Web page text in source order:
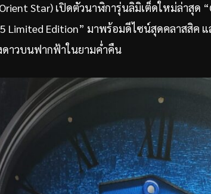
Star) เปิดตัวนาฬิการุ่นลิมิเต็ดใหม่ล่าสุด
Limited Edition” มาพร้อมดีไซน์สุดคลาสสิค
าวบนฟากฟ้าในยามค่ำคืน